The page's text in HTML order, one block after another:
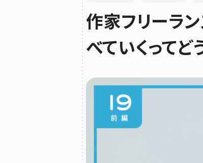
作家フリーラ
べていくってど